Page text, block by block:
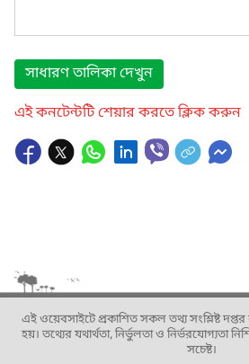
সাধারণ তালিকা দেখুন
এই কনটেন্টটি শেয়ার করতে ক্লিক করুন
এই ওয়েবসাইটে প্রকাশিত সকল তথ্য সংশ্লিষ্ট
হয়। তথ্যের যথার্থতা, নির্ভুলতা ও নির্ভরযোগ্যতা
সচেষ্ট।